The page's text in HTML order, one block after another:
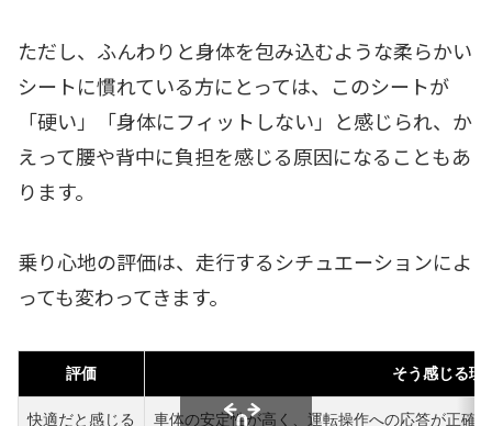
ただし、ふんわりと身体を包み込むような柔らかい
シートに慣れている方にとっては、このシートが
「硬い」「身体にフィットしない」と感じられ、か
えって腰や背中に負担を感じる原因になることもあ
ります。
乗り心地の評価は、走行するシチュエーションによ
っても変わってきます。
評価 そう感じる理
快適だと感じる 車体の安定性が高く、運転操作への応答が正確